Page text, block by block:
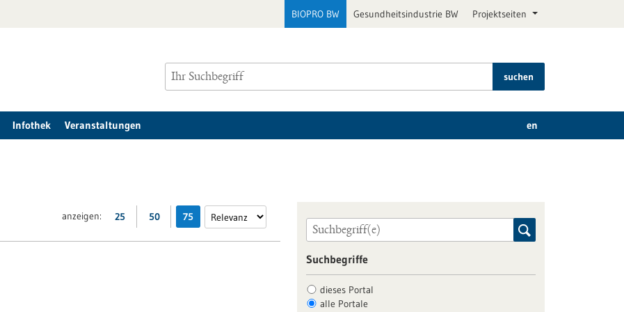
BIOPRO BW Gesundheitsindustrie BW Projektseiten
suchen
Infothek Veranstaltungen en
anzeigen: 25 50 75
Suchbegriffe
dieses Portal
alle Portale